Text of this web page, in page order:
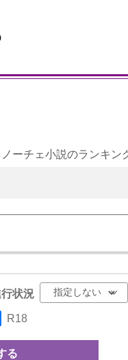
ーチェ小説のランキン
状況
R18
る